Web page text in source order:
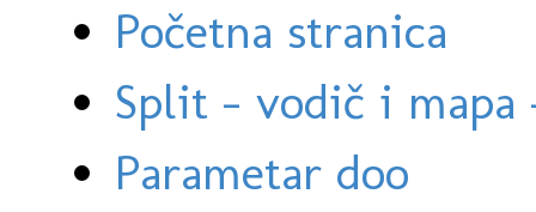
Početna stranica
Split - vodič i
Parametar doo